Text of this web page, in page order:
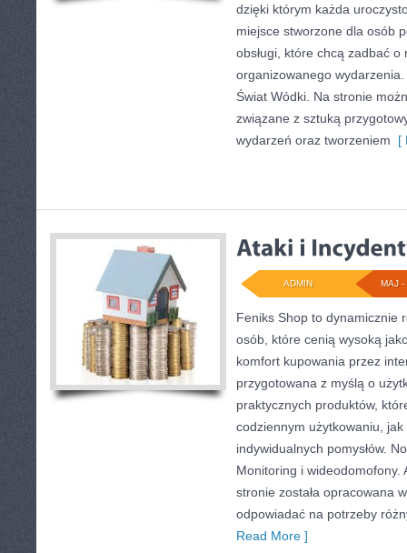
dzięki którym każda
miejsce stworzone dla osób
obsługi, które chcą zadbać o
organizowanego
Świat Wódki. Na stronie
związane z sztuką
wydarzeń oraz tworzeniem [
MAJ -
ADMIN
Feniks Shop to dynamicznie
osób, które cenią wysoką
komfort kupowania przez
przygotowana z myślą o
praktycznych produktów,
codziennym użytkowaniu,
indywidualnych pomysłów.
Monitoring i wideodomofony.
stronie została opracowana
odpowiadać na potrzeby
Read More ]